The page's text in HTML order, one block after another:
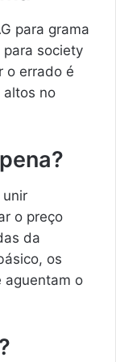
para grama
society
o errado é
altos no
unir
o preço
da
os
aguentam o